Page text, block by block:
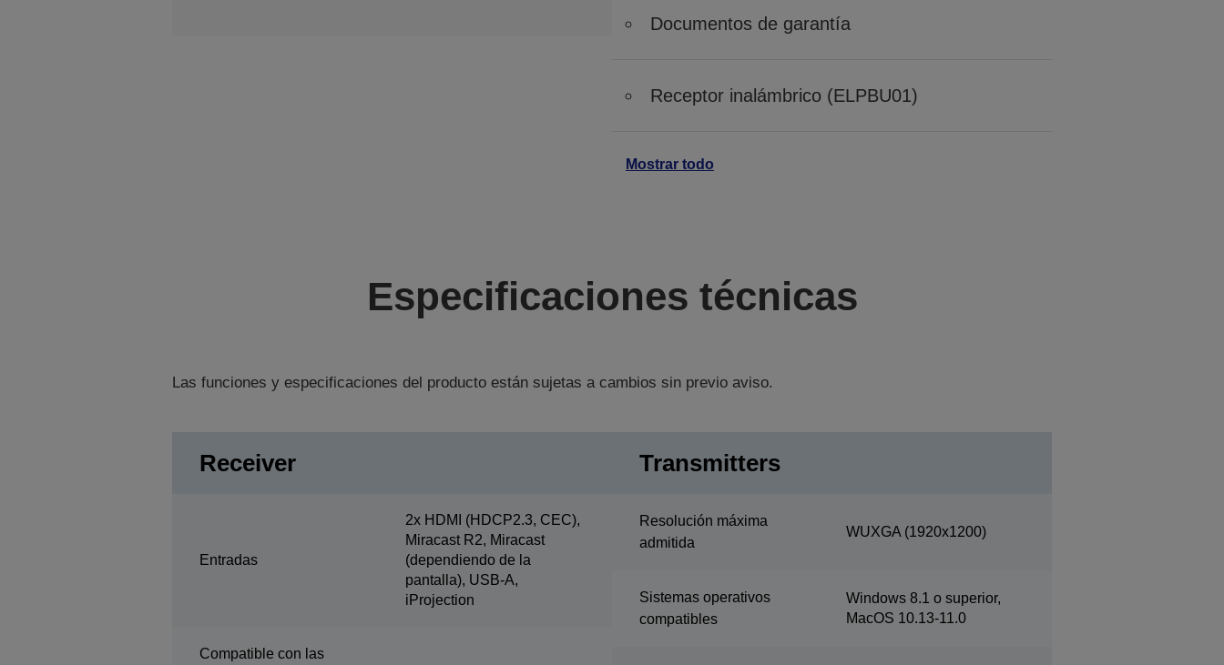
Documentos de garantía
Receptor inalámbrico (ELPBU01)
Mostrar todo
Especificaciones técnicas
Las funciones y especificaciones del producto están sujetas a cambios sin previo aviso.
Receiver
Entradas
2x HDMI (HDCP2.3, CEC),
Miracast R2, Miracast
(dependiendo de la
pantalla), USB-A,
iProjection
Compatible con las
Transmitters
Resolución máxima
admitida
WUXGA (1920x1200)
Sistemas operativos
compatibles
Windows 8.1 o superior,
MacOS 10.13-11.0